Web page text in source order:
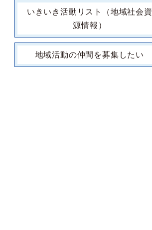
いきいき活動リスト（地域社会資
源情報）
地域活動の仲間を募集したい